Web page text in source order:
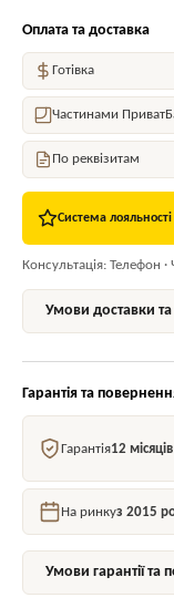
Оплата та доставка
Готівка
Частинами
По реквізитам
Система лояльності
Консультація: Телефон ·
Умови доставки та
Гарантія та
Гарантія12 місяців
На ринкуз 2015
Умови гарантії та